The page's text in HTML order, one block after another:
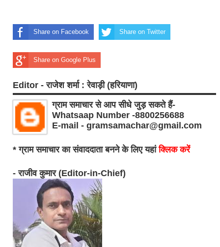
Share on Facebook Share on Twitter
Share on Google Plus
Editor - राजेश शर्मा : रेवाड़ी (हरियाणा)
ग्राम समाचार से आप सीधे जुड़ सकते हैं-
Whatsaap Number -8800256688
E-mail - gramsamachar@gmail.com
* ग्राम समाचार का संवाददाता बनने के लिए यहांक्लिक करें
- राजीव कुमार (Editor-in-Chief)